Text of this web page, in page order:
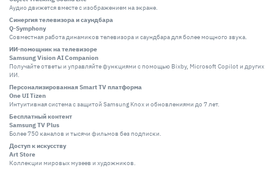
Аудио движется вместе с изображением на экране.
Синергия телевизора и саундбара
Q-Symphony
Совместная работа динамиков телевизора и саундбара для более мощного звука.
ИИ-помощник на телевизоре
Samsung Vision AI Companion
Получайте ответы и управляйте функциями с помощью Bixby, Microsoft Copilot и других
ИИ.
Персонализированная Smart TV платформа
One UI Tizen
Интуитивная система с защитой Samsung Knox и обновлениями до 7 лет.
Бесплатный контент
Samsung TV Plus
Более 750 каналов и тысячи фильмов без подписки.
Доступ к искусству
Art Store
Коллекции мировых музеев и художников.